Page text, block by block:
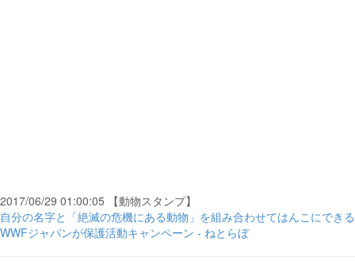
2017/06/29 01:00:05 【動物スタンプ】
自分の名字と「絶滅の危機にある動物」を組み合わせてはんこにできる
WWFジャパンが保護活動キャンペーン - ねとらぼ